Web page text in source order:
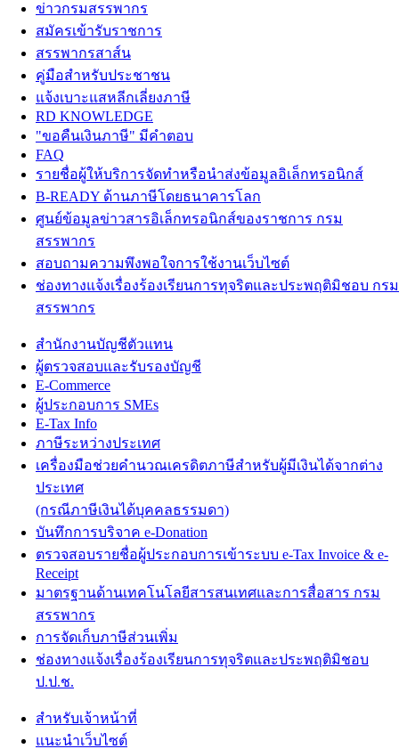
ข่าวกรมสรรพากร
สมัครเข้ารับราชการ
สรรพากรสาส์น
คู่มือสำหรับประชาชน
แจ้งเบาะแสหลีกเลี่ยงภาษี
RD KNOWLEDGE
"ขอคืนเงินภาษี" มีคำตอบ
FAQ
รายชื่อผู้ให้บริการจัดทำหรือนำส่งข้อมูลอิเล็กทรอนิกส์
B-READY ด้านภาษีโดยธนาคารโลก
ศูนย์ข้อมูลข่าวสารอิเล็กทรอนิกส์ของราชการ กรม
สรรพากร
สอบถามความพึงพอใจการใช้งานเว็บไซต์
ช่องทางแจ้งเรื่องร้องเรียนการทุจริตและประพฤติมิชอบ กรม
สรรพากร
สำนักงานบัญชีตัวแทน
ผู้ตรวจสอบและรับรองบัญชี
E-Commerce
ผู้ประกอบการ SMEs
E-Tax Info
ภาษีระหว่างประเทศ
เครื่องมือช่วยคำนวณเครดิตภาษีสำหรับผู้มีเงินได้จากต่าง
ประเทศ
(กรณีภาษีเงินได้บุคคลธรรมดา)
บันทึกการบริจาค e-Donation
ตรวจสอบรายชื่อผู้ประกอบการเข้าระบบ e-Tax Invoice & e-
Receipt
มาตรฐานด้านเทคโนโลยีสารสนเทศและการสื่อสาร กรม
สรรพากร
การจัดเก็บภาษีส่วนเพิ่ม
ช่องทางแจ้งเรื่องร้องเรียนการทุจริตและประพฤติมิชอบ
ป.ป.ช.
สำหรับเจ้าหน้าที่
แนะนำเว็บไซต์